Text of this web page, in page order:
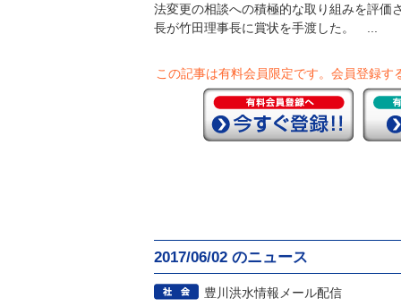
法変更の相談への積極的な取り組みを評価
長が竹田理事長に賞状を手渡した。 ...
この記事は有料会員限定です。 会員登録す
2017/06/02 のニュース
豊川洪水情報メール配信